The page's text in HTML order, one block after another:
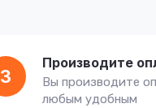
3
Производите
Вы производите
любым удобным